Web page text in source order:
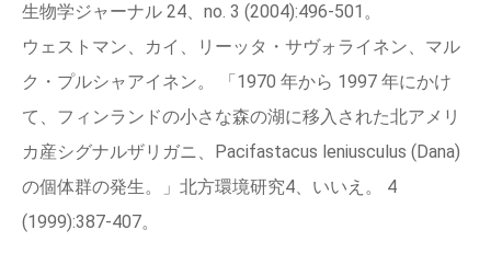
生物学ジャーナル 24、no. 3 (2004):496‑501。
ウェストマン、カイ、リーッタ・サヴォライネン、マル
ク・プルシャアイネン。 「1970 年から 1997 年にかけ
て、フィンランドの小さな森の湖に移入された北アメリ
カ産シグナルザリガニ、Pacifastacus leniusculus (Dana)
の個体群の発生。」北方環境研究4、いいえ。 4
(1999):387‑407。